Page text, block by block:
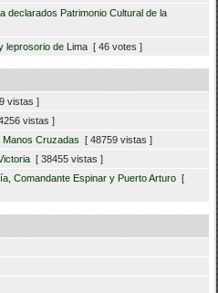
declarados Patrimonio Cultural de la
leprosorio de Lima [ 46 votes ]
vistas ]
vistas ]
Manos Cruzadas
[ 48759 vistas ]
[ 38455 vistas ]
Comandante Espinar y Puerto Arturo [